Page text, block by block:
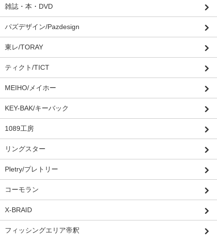
雑誌・本・DVD
パズデザイン/Pazdesign
東レ/TORAY
ティクト/TICT
MEIHO/メイホー
KEY-BAK/キーバック
1089工房
リングスター
Pletry/プレトリー
コーモラン
X-BRAID
フィッシングエリア帝釈